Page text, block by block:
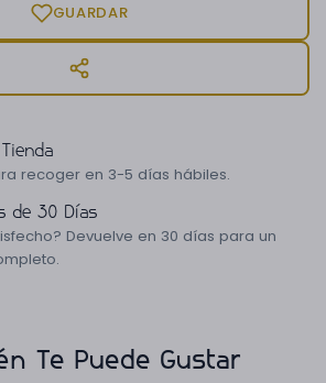
GUARDAR
recoger en 3-5 días hábiles.
de 30 Días
Devuelve en 30 días para un
Te Puede Gustar